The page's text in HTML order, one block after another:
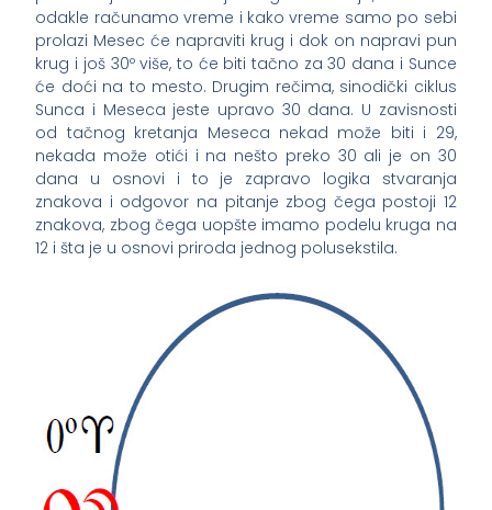
odakle računamo vreme i kako vreme samo po sebi
prolazi Mesec će napraviti krug i dok on napravi pun
krug i još 30º više, to će biti tačno za 30 dana i Sunce
će doći na to mesto. Drugim rečima, sinodički ciklus
Sunca i Meseca jeste upravo 30 dana. U zavisnosti
od tačnog kretanja Meseca nekad može biti i 29,
nekada može otići i na nešto preko 30 ali je on 30
dana u osnovi i to je zapravo logika stvaranja
znakova i odgovor na pitanje zbog čega postoji 12
znakova, zbog čega uopšte imamo podelu kruga na
12 i šta je u osnovi priroda jednog polusekstila.